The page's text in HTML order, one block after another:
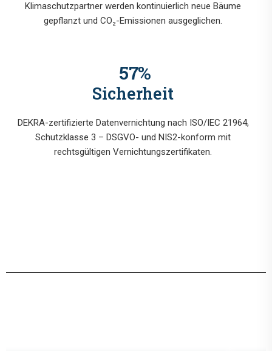
Klimaschutzpartner werden kontinuierlich neue Bäume
gepflanzt und CO₂-Emissionen ausgeglichen.
73%
Sicherheit
DEKRA-zertifizierte Datenvernichtung nach ISO/IEC 21964,
Schutzklasse 3 – DSGVO- und NIS2-konform mit
rechtsgültigen Vernichtungszertifikaten.